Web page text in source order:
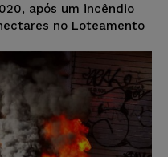
após um incêndio
no Loteamento